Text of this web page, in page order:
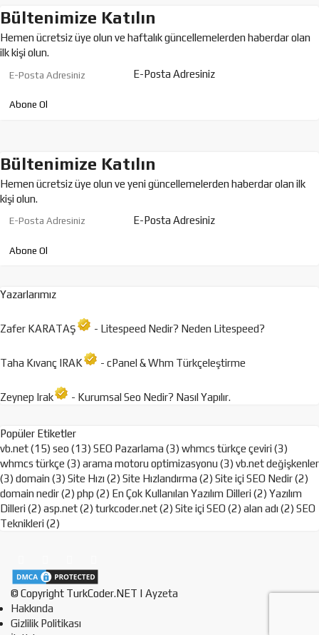
Bültenimize Katılın
Hemen ücretsiz üye olun ve haftalık güncellemelerden haberdar olan
ilk kişi olun.
E-Posta Adresiniz
Bültenimize Katılın
Hemen ücretsiz üye olun ve yeni güncellemelerden haberdar olan ilk
kişi olun.
E-Posta Adresiniz
Yazarlarımız
Zafer KARATAŞ - Litespeed Nedir? Neden Litespeed?
Taha Kıvanç IRAK - cPanel & Whm Türkçeleştirme
Zeynep Irak - Kurumsal Seo Nedir? Nasıl Yapılır.
Popüler Etiketler
vb.net (15) seo (13) SEO Pazarlama (3) whmcs türkçe çeviri (3)
whmcs türkçe (3) arama motoru optimizasyonu (3) vb.net değişkenler
(3) domain (3) Site Hızı (2) Site Hızlandırma (2) Site içi SEO Nedir (2)
domain nedir (2) php (2) En Çok Kullanılan Yazılım Dilleri (2) Yazılım
Dilleri (2) asp.net (2) turkcoder.net (2) Site içi SEO (2) alan adı (2) SEO
Teknikleri (2)
© Copyright TurkCoder.NET | Ayzeta
Hakkında
Gizlilik Politikası